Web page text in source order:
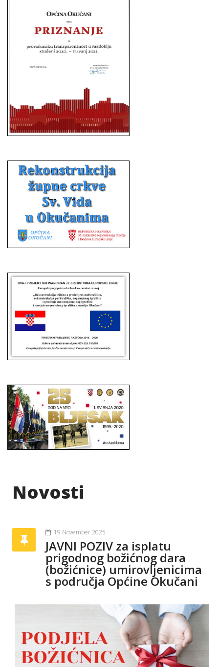
Novosti
19 November 2025
JAVNI POZIV za isplatu
prigodnog božićnog dara
(božićnice) umirovljenicima
s područja Općine Okučani